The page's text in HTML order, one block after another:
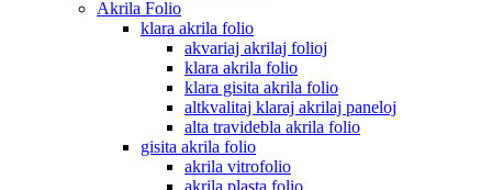
Akrila Folio
klara akrila folio
akvariaj akrilaj folioj
klara akrila folio
klara gisita akrila folio
altkvalitaj klaraj akrilaj paneloj
alta travidebla akrila folio
gisita akrila folio
akrila vitrofolio
akrila plasta folio